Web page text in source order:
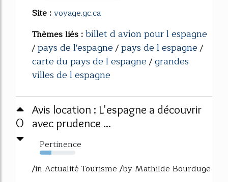
Site :voyage.gc.ca
Thèmes liés :billet d avion pour l espagne
/pays de l'espagne/pays de l espagne/
carte du pays de l espagne/grandes
villes de l espagne
0
Avis location : L'espagne a découvrir
avec prudence ...
Pertinence
33%
/in Actualité Tourisme /by Mathilde Bourduge